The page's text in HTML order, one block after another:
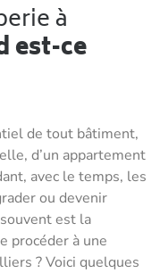
est-ce
de tout bâtiment,
d’un appartement
avec le temps, les
ou devenir
est la
procéder à une
? Voici quelques